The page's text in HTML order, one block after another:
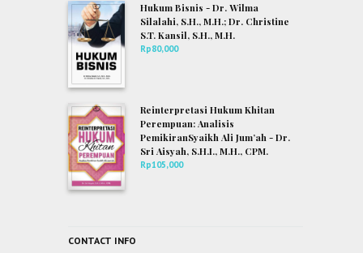
Hukum Bisnis - Dr. Wilma
Silalahi, S.H., M.H.; Dr. Christine
S.T. Kansil, S.H., M.H.
Rp80,000
Reinterpretasi Hukum Khitan
Perempuan: Analisis
PemikiranSyaikh Ali Jum’ah - Dr.
Sri Aisyah, S.H.I., M.H., CPM.
Rp105,000
CONTACT INFO